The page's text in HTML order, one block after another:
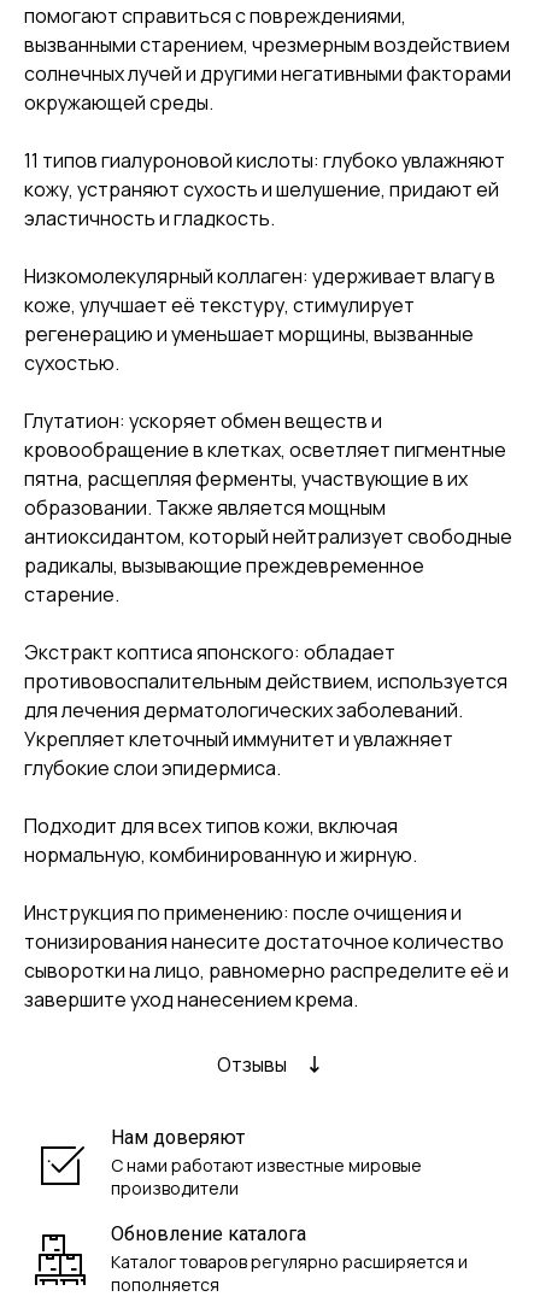
помогают справиться с повреждениями,
вызванными старением, чрезмерным воздействием
солнечных лучей и другими негативными факторами
окружающей среды.
11 типов гиалуроновой кислоты: глубоко увлажняют
кожу, устраняют сухость и шелушение, придают ей
эластичность и гладкость.
Низкомолекулярный коллаген: удерживает влагу в
коже, улучшает её текстуру, стимулирует
регенерацию и уменьшает морщины, вызванные
сухостью.
Глутатион: ускоряет обмен веществ и
кровообращение в клетках, осветляет пигментные
пятна, расщепляя ферменты, участвующие в их
образовании. Также является мощным
антиоксидантом, который нейтрализует свободные
радикалы, вызывающие преждевременное
старение.
Экстракт коптиса японского: обладает
противовоспалительным действием, используется
для лечения дерматологических заболеваний.
Укрепляет клеточный иммунитет и увлажняет
глубокие слои эпидермиса.
Подходит для всех типов кожи, включая
нормальную, комбинированную и жирную.
Инструкция по применению: после очищения и
тонизирования нанесите достаточное количество
сыворотки на лицо, равномерно распределите её и
завершите уход нанесением крема.
Отзывы
Нам доверяют
С нами работают известные мировые
производители
Обновление каталога
Каталог товаров регулярно расширяется и
пополняется